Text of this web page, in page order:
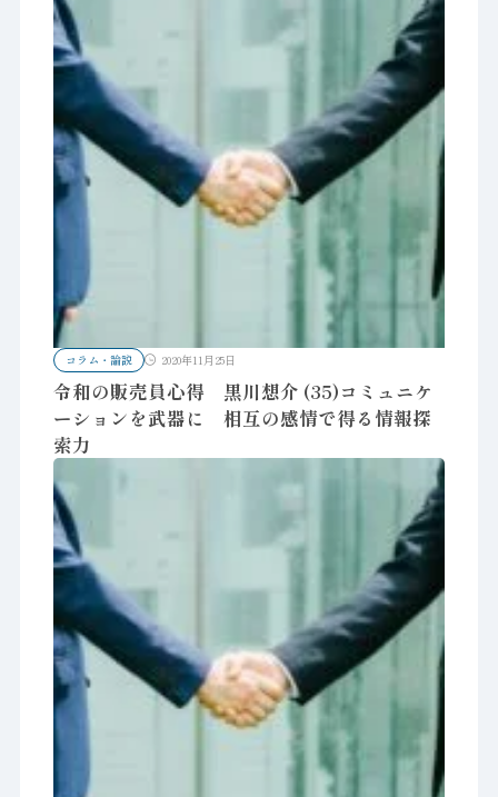
コラム・論説 2020年11月25日
令和の販売員心得 黒川想介 (35)コミュニケ
ーションを武器に 相互の感情で得る情報探
索力